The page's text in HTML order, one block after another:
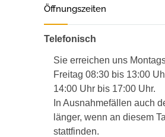
Öffnungszeiten
Telefonisch
Sie erreichen uns
Freitag 08:30 bis 13:00
14:00 Uhr bis 17:00 Uhr.
In Ausnahmefällen auch
länger, wenn an diesem
stattfinden.